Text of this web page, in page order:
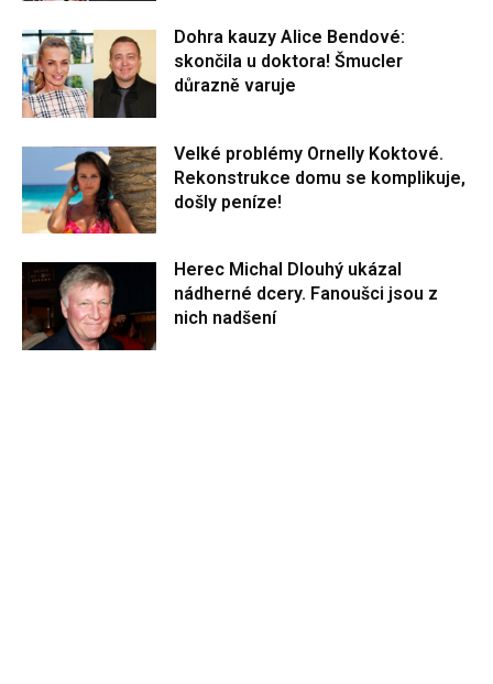
Dohra kauzy Alice Bendové:
skončila u doktora! Šmucler
důrazně varuje
Velké problémy Ornelly Koktové.
Rekonstrukce domu se komplikuje,
došly peníze!
Herec Michal Dlouhý ukázal
nádherné dcery. Fanoušci jsou z
nich nadšení